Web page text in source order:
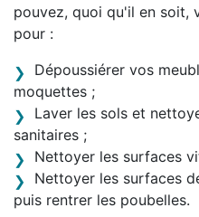
pouvez, quoi qu'il en soit,
pour :
Dépoussiérer vos
moquettes ;
Laver les sols et
sanitaires ;
Nettoyer les surfaces
Nettoyer les surfaces
puis rentrer les poubelles.